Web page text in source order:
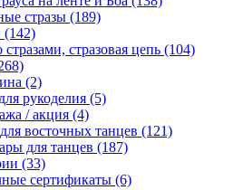
стразы (189)
(142)
стразами, стразовая цепь (104)
(2)
рукоделия (5)
/ акция (4)
восточных танцев (121)
для танцев (187)
(33)
сертификаты (6)